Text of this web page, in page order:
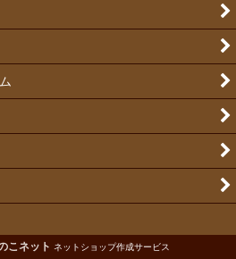
こネット ネットショップ作成サービス